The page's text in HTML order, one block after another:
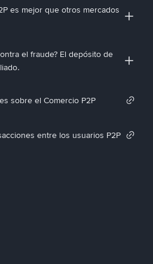
es mejor que otros mercados
el fraude? El depósito de
sobre el Comercio P2P
entre los usuarios P2P